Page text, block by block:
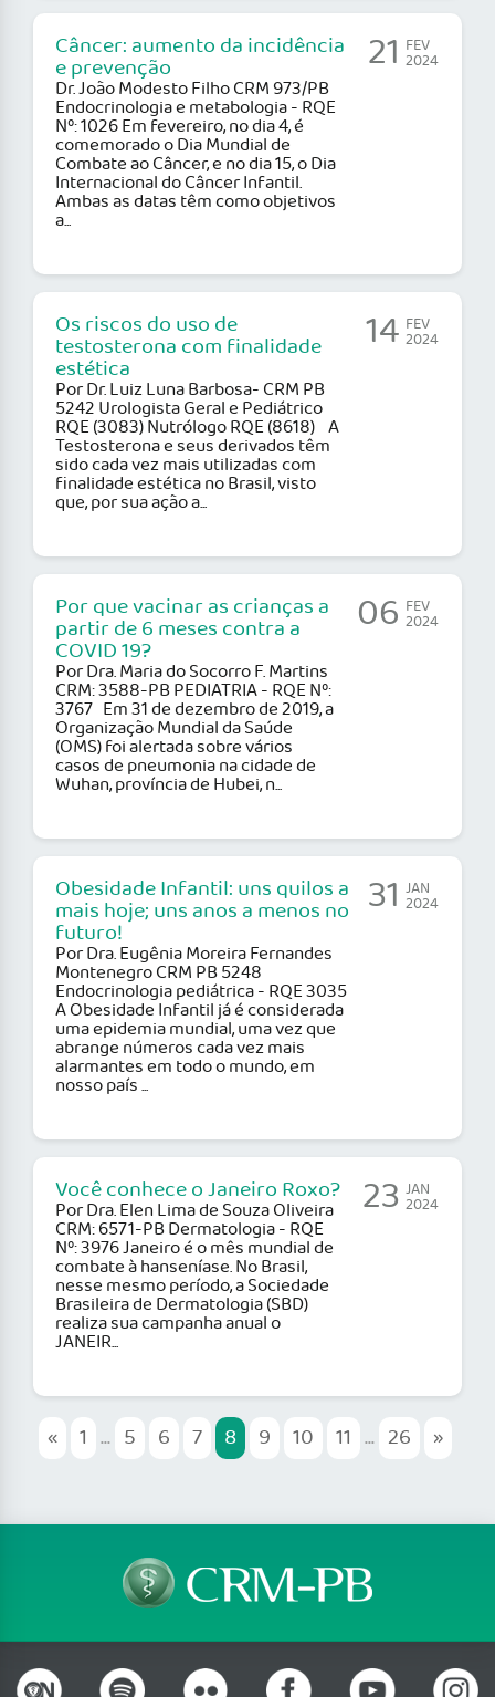
Câncer: aumento da incidência
e prevenção
Dr. João Modesto Filho CRM 973/PB
Endocrinologia e metabologia - RQE
Nº: 1026 Em fevereiro, no dia 4, é
comemorado o Dia Mundial de
Combate ao Câncer, e no dia 15, o Dia
Internacional do Câncer Infantil.
Ambas as datas têm como objetivos
a...
21 FEV
2024
Os riscos do uso de
testosterona com finalidade
estética
Por Dr. Luiz Luna Barbosa- CRM PB
5242 Urologista Geral e Pediátrico
RQE (3083) Nutrólogo RQE (8618) A
Testosterona e seus derivados têm
sido cada vez mais utilizadas com
finalidade estética no Brasil, visto
que, por sua ação a...
14 FEV
2024
Por que vacinar as crianças a
partir de 6 meses contra a
COVID 19?
Por Dra. Maria do Socorro F. Martins
CRM: 3588-PB PEDIATRIA - RQE Nº:
3767 Em 31 de dezembro de 2019, a
Organização Mundial da Saúde
(OMS) foi alertada sobre vários
casos de pneumonia na cidade de
Wuhan, província de Hubei, n...
06 FEV
2024
Obesidade Infantil: uns quilos a
mais hoje; uns anos a menos no
futuro!
Por Dra. Eugênia Moreira Fernandes
Montenegro CRM PB 5248
Endocrinologia pediátrica - RQE 3035
A Obesidade Infantil já é considerada
uma epidemia mundial, uma vez que
abrange números cada vez mais
alarmantes em todo o mundo, em
nosso país ...
31 JAN
2024
Você conhece o Janeiro Roxo?
Por Dra. Elen Lima de Souza Oliveira
CRM: 6571-PB Dermatologia - RQE
Nº: 3976 Janeiro é o mês mundial de
combate à hanseníase. No Brasil,
nesse mesmo período, a Sociedade
Brasileira de Dermatologia (SBD)
realiza sua campanha anual o
JANEIR...
23 JAN
2024
« 1 ... 5 6 7 8 9 10 11 ... 26 »